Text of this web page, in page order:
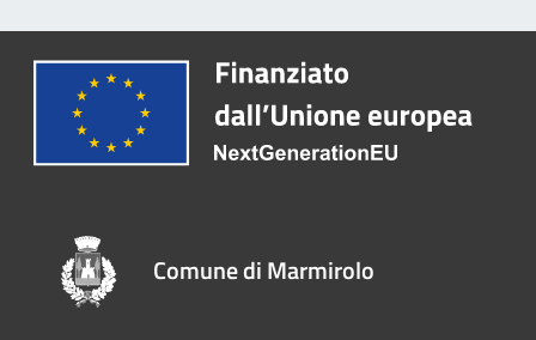
Comune di Marmirolo